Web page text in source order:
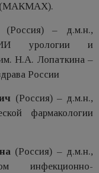
(МАКМАХ).
(Россия) – д.м.н.,
урологии и
Н.А. Лопаткина –
России
(Россия) – д.м.н.,
фармакологии
(Россия) – д.м.н.,
инфекционно-